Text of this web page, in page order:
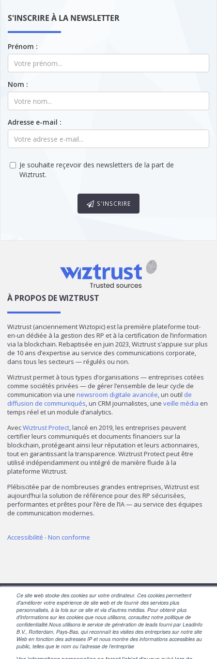
Ce site web stocke des cookies sur votre ordinateur. Ces cookies permettent
d'améliorer votre expérience de site web et de fournir des services plus
personnalisés, à la fois sur ce site et via d'autres médias. Pour obtenir plus
d'informations sur les cookies que nous utilisons, consultez notre politique de
confidentialité.Nous utilisons le service de génération de leads fourni par Leadinfo
B.V., Rotterdam, Pays-Bas, qui reconnaît les visites des entreprises sur notre site
Web en fonction des adresses IP et nous montre des informations accessibles au
public, telles que le nom ou l’adresse de l’entreprise
S'INSCRIRE À LA NEWSLETTER
Prénom :
Nom :
Adresse e-mail :
Je souhaite reçevoir des newsletters de la part de
Wiztrust.
S'INSCRIRE
À PROPOS DE WIZTRUST
Wiztrust (anciennement Wiztopic) est la première plateforme tout-
en-un dédiée à la gestion des RP et à la certification de l’information
via la blockchain. Rebaptisée en juin 2023, Wiztrust s’appuie sur plus
de 10 ans d’expertise au service des communications corporate,
dans tous les secteurs — régulés ou non.
Wiztrust permet à tous types d’organisations — entreprises cotées
comme sociétés privées — de gérer l’ensemble de leur cycle de
communication via une newsroom digitale avancée, un outil de
diffusion de communiqués, un CRM journalistes, une veille média en
temps réel et un module d’analytics.
AvecWiztrust Protect, lancé en 2019, les entreprises peuvent
certifier leurs communiqués et documents financiers sur la
blockchain, protégeant ainsi leur réputation et leurs actionnaires,
tout en garantissant la transparence. Wiztrust Protect peut être
utilisé indépendamment ou intégré de manière fluide à la
plateforme Wiztrust.
Plébiscitée par de nombreuses grandes entreprises, Wiztrust est
aujourd’hui la solution de référence pour des RP sécurisées,
performantes et prêtes pour l’ère de l’IA — au service des équipes
de communication modernes.
Accessibilité - Non conforme
SUIVEZ-NOUS